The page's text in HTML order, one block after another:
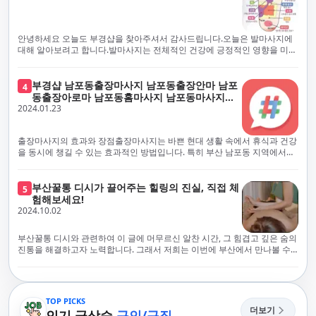
에서 진정으로 즐거운 부산 러시아 홈케어 경험을 해보시길 바랍니다. 그렇
죠, 부경샵은 선입금을 요구하지 않아요. 부산 러시아 홈케어를 선택하기 전
에, 주의해야 할 사항들을 반드시 확인해 보세요. 선입금 관련 사기에는 항상
조심해야 합니다. 070으로 시작하는 인터넷 전화나 텔레그램 같은 메시지
앱에만 의존하는 업체는 특히 더 조심해 주세요. 이런 경우, 선입금을 하지
부경샵은 부산 출장 후불제 서비스를 모범적으로 운영하고 있으며, 명성을
악용하는 사기 업체로부터 발생할 수 있는 모든 부정행위와 간접적인 피해
를 방지하기 위해 노력하고 있어요. 만약 부경샵 을 사칭하며 선불 결제를 요
구하는 마사지 서비스를 발견하신다면, 그런 곳은 피하시고 저희에게 알려
주세요.부경샵에서는 모든 서비스가 관리사가 도착한 후에 결제하는 걸 기
본으로 해요. 부경샵은 부산에서 부산 러시아 홈케어를 전문으로 하며,
100% 후불제를 거래의 기본으로 삼고 있어요. 왜 부경샵이 특별한지 궁금하
시죠? 여기서만 느낄 수 있는 특별한 경험을 소개합니다! 부경샵과 함께라면
험을 제공해요. 준비하신 모든 것에 놀랄 준비를 하세요. 부경샵은 오랜 시간
동안 지역에서 최고의 출장업체가 되겠다는 하나의 신념으로 노력해 왔어
요.부경샵의 전통적인 서비스로, 단 한 순간도 낭비하지 않고 쌓인 피로를 풀
어드릴 거예요. 비가 오든 눈이 오든, 어디에 계시든 부경샵이 찾아가 도와드
릴게요. 부경샵의 서비스는 부산의 모든 곳, 집이든 모텔이든 호텔이든 오피
스텔이든 아파트든, 여러분을 위해 준비되어 있어요.부경샵 지역에서 가장
멀리까지 다니며, 편리함을 최우선으로 생각해요. 빠르고 효율적인 운영 시
게 조절되어, 진정한 에너지 회복을 경험하실 수 있어요.부경샵은 부산에서
고 있어요. 이런 점이 부경샵의 자랑입니다. 어디에 계시든 최상의 서비스를
받으실 수 있도록 노력하고 있어요.부경샵은 우수성을 추구하며, 항상 부경
업체에 대해서는 경계하는 것이 중요합니다. 부경샵의 접근 방식과 정책은
인천에서의 안전하고 신뢰할 수 있는 고품질 마사지 경험을 집앞에서 제공
하기 위해 고안되었습니다. 부경샵은 부산 일본인 홈케어 서비스를 전문으
로 하며, 항상 고객님의 편의와 안전을 최우선으로 고려하여 후불제 시스템
거운 마사지 경험을 보장합니다. 부경샵의 서비스는 선입금 없이 이용 가능
한 부산 일본인 홈케어로, 선입금 요구 없이 서비스를 제공함으로써 고객님
의 신뢰를 최우선으로 합니다. 이용 전 주의사항을 꼼꼼히 확인하시고, 선입
금 사기로부터 자신을 보호하는 것이 중요합니다. 부산 일본인 홈케어 서비
스를 찾으실 때는 070으로 시작하는 인터넷 전화번호나 텔레그램과 같은 메
시징 플랫폼만을 이용하는 업체에 주의해야 합니다. 이러한 서비스는 선지
급 없이 이용할 수 있어야 하며, 부경샵은 이러한 걱정 없이 안전하고 신뢰할
수 있는 서비스를 제공합니다. 부경샵은 부산 일본인 홈케어 후불제의 모범
적인 피해가 발생하지 않도록 지속적으로 노력하고 있습니다. 부경샵을 사
칭하여 선불 결제를 요구하는 마사지 서비스에 대해서는 각별한 주의가 필
요합니다. '부경샵'은 관리사의 도착 이후에 결제가 이루어지는 후불제를
기본 원칙으로 하는 부산 일본인 홈케어 전문 업체입니다. 이 운영 방식은 고
객님의 신뢰를 최우선으로 여기며, 모든 코스에서 100% 후불제를 시행하고
있습니다. 왜 부경샵이 부산에서 특별한지, 그 이유를 알려드리겠습니다.
여기서는 단순한 부산 일본인 홈케어 서비스를 넘어서, 비교 불가한 경험을
러분을 기다리고 있으니, 준비되셨나요? 부경샵은 오랜 시간 동안 지역 최
부경샵과 함께라면, 쌓인 피로를 효과적으로 해소하며, 귀중한 시간을 낭비
안녕하세요 오늘도 부경샵을 찾아주셔서 감사드립니다.오늘은 발마사지에
대해 알아보려고 합니다.발마사지는 전체적인 건강에 긍정적인 영향을 미칠
명하겠습니다.근육 이완과 피로 완화: 발마사지는 발 아치, 발가락, 발등 등
에 위치한 다양한 근육을 이완시키는 효과가 있습니다. 일상적인 활동이나
장시간의 서있는 자세로 인해 긴장된 발 근육을 느슨하게 만들어주어 편안
함을 제공합니다. 이는 근육의 유연성을 향상시키고 근육의 혈액순환을 촉
진하는 데 도움이 됩니다.혈액순환 개선: 발마사지는 혈액순환을 촉진하는
데 기여합니다. 마사지로 근육과 혈관이 이완되면 혈액이 더 원활하게 흐르
게 되어 세포와 조직에 산소와 영양소가 빠르게 공급됩니다. 이는 세포의 기
장된 근육과 신경을 완화시켜 스트레스를 감소시킵니다. 발에는 다양한 신
경과 결절이 모여있어, 발마사지를 통해 이를 자극함으로써 정신적인 편안
함을 제공하는데 도움이 됩니다. 이는 스트레스 호르몬의 감소와 함께 심신
의 안정을 촉진합니다.면역 시스템 강화: 정기적인 발마사지는 면역 시스템
의 활동을 촉진하여 감염 및 질병에 대한 저항력을 향상시킬 수 있습니다. 마
사지는 림프순환을 촉진하고 세포 배출물을 제거함으로써 면역 시스템을 지
원합니다.숙면 유도: 발마사지는 긴장된 근육과 신경을 완화시켜 수면에 도
특정 포인트를 자극함으로써 소화 기능을 개선하는데 도움이 될 수 있습니
다. 발마사지는 소화기관 주변의 근육을 이완시켜 소화를 원활하게 할 수 있
게 도와줍니다.체중 관리: 발마사지는 근육의 활성화와 신진대사 촉진을 통
4 부경샵 남포동출장마사지 남포동출장안마 남포
동출장아로마 남포동홈마사지 남포동마사지출
장
2024.01.23
출장마사지의 효과와 장점출장마사지는 바쁜 현대 생활 속에서 휴식과 건강
을 동시에 챙길 수 있는 효과적인 방법입니다. 특히 부산 남포동 지역에서
와 신체적, 정신적 피로를 효과적으로 완화합니다. 전문 마사지사의 숙련된
손길은 긴장된 근육을 이완시키고, 스트레스 호르몬 수치를 감소시켜 마음
의 안정을 가져다 줍니다. 이는 일상의 업무 효율성을 높이고, 전반적인 삶의
질을 향상시키는 데 기여합니다.근육 이완과 유연성 향상:꾸준한 출장마사
지는 근육의 긴장과 경직을 해소하고 유연성을 향상시킵니다. 이는 운동 성
능을 개선하고, 근골격계 문제 및 부상 예방에 도움이 됩니다. 또한, 규칙적
인 마사지는 자세 개선에도 긍정적인 영향을 미칩니다.혈액 순환 촉진과 신
촉진합니다. 이는 신진대사를 활성화하고, 독소 배출을 돕습니다. 결과적으
로, 피부 건강 개선, 피로 물질 감소, 면역 체계 강화 등의 효과를 기대할 수
있습니다.몸과 마음의 편안함 제공:출장마사지는 편안한 환경에서 이루어지
므로 신체적, 정신적 안정을 제공합니다. 이는 수면의 질을 개선하고, 전반적
5 부산꿀통 디시가 끌어주는 힐링의 진실, 직접 체
험해보세요!
2024.10.02
부산꿀통 디시와 관련하여 이 글에 머무르신 알찬 시간, 그 힘겹고 깊은 숨의
진통을 해결하고자 노력합니다. 그래서 저희는 이번에 부산에서 만나볼 수
그 해결책을 찾는 것이 어려운 상황을 맞이하는 경우가 많습니다. 부산꿀통
디시에 대소동을 일으키며 부상한 힐링의 중심지로 떠오르고 있는 부산. 그
곳에서 제공하는 다양한 맛집, 관광지들과 더불어 디스커버리 체널 등에서
TOP PICKS
더보기